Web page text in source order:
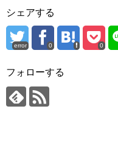
シェアする
error 0 0
フォローする